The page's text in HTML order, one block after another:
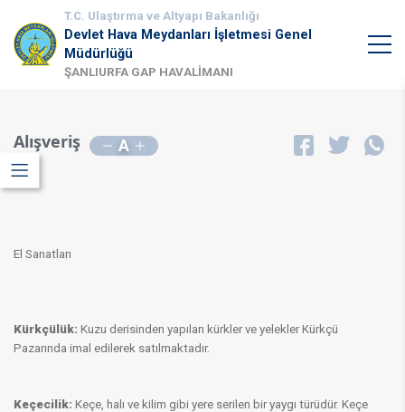
T.C. Ulaştırma ve Altyapı Bakanlığı
Devlet Hava Meydanları İşletmesi Genel
Müdürlüğü
ŞANLIURFA GAP HAVALİMANI
Alışveriş A
El Sanatları
Kürkçülük: Kuzu derisinden yapılan kürkler ve yelekler Kürkçü
Pazarında imal edilerek satılmaktadır.
Keçecilik: Keçe, halı ve kilim gibi yere serilen bir yaygı türüdür. Keçe